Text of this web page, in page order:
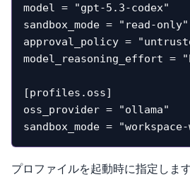
model = "gpt-5.3-codex"
sandbox_mode = "read-only"
approval_policy =
model_reasoning_effort =
[profiles.oss]
oss_provider = "ollama"
sandbox_mode =
プロファイルを起動時に指定します